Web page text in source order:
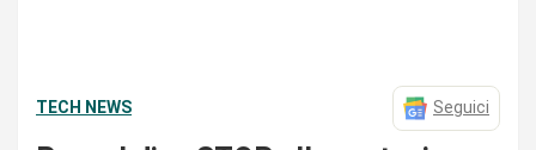
TECH NEWS Seguici